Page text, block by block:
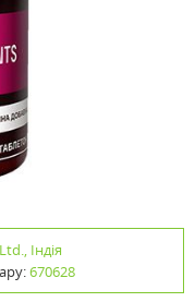
Індія
670628